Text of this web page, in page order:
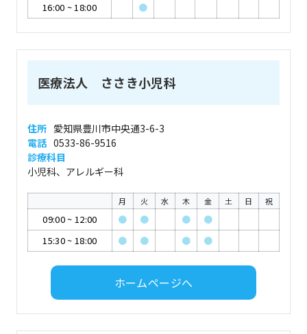
16:00 ~18:00 ●
医療法人 ささき小児科
住所 愛知県豊川市中央通3-6-3
電話 0533-86-9516
診療科目
小児科、アレルギー科
月 火 水 木 金 土 日 祝
09:00~ 12:00 ● ● ●
●
15:30~ 18:00 ● ● ● ●
ホームページへ